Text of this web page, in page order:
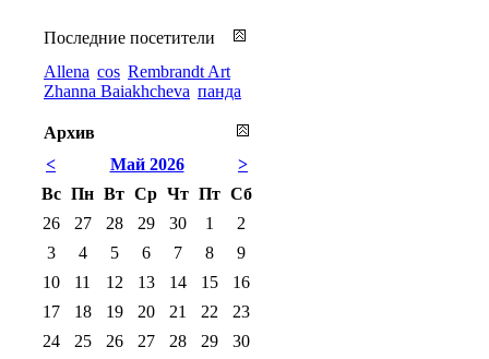
Последние посетители
Allena cos Rembrandt Art
Zhanna Baiakhcheva панда
Архив
<
>
Май 2026
Вс Пн Вт Ср Чт Пт Сб
26
27 28 29 30 1
2
3
4 5 6 7 8
9
10
11 12 13 14 15
16
17
18 19 20 21 22
23
24
25 26 27 28 29
30